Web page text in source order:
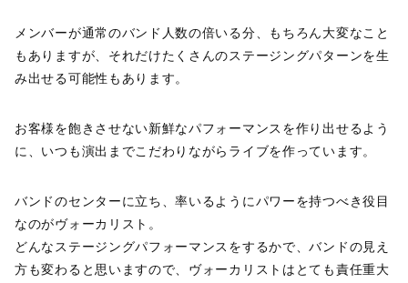
メンバーが通常のバンド人数の倍いる分、もちろん大変なこと
もありますが、それだけたくさんのステージングパターンを生
み出せる可能性もあります。
お客様を飽きさせない新鮮なパフォーマンスを作り出せるよう
に、いつも演出までこだわりながらライブを作っています。
バンドのセンターに立ち、率いるようにパワーを持つべき役目
なのがヴォーカリスト。
どんなステージングパフォーマンスをするかで、バンドの見え
方も変わると思いますので、ヴォーカリストはとても責任重大